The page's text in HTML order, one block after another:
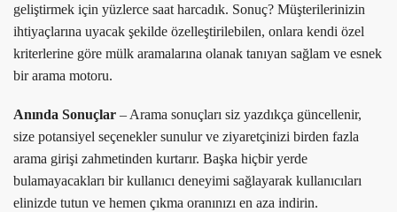
geliştirmek için yüzlerce saat harcadık. Sonuç? Müşterilerinizin
ihtiyaçlarına uyacak şekilde özelleştirilebilen, onlara kendi özel
kriterlerine göre mülk aramalarına olanak tanıyan sağlam ve esnek
bir arama motoru.
Anında Sonuçlar – Arama sonuçları siz yazdıkça güncellenir,
size potansiyel seçenekler sunulur ve ziyaretçinizi birden fazla
arama girişi zahmetinden kurtarır. Başka hiçbir yerde
bulamayacakları bir kullanıcı deneyimi sağlayarak kullanıcıları
elinizde tutun ve hemen çıkma oranınızı en aza indirin.